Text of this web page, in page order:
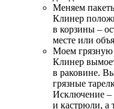
Меняем
Клинер
в корзины –
месте или
Моем грязную
Клинер
в раковине.
грязные
Исключение –
и кастрюли, а